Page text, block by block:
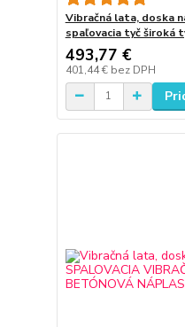
Vibračná lata, doska
spaľovacia tyč široká
493,77 €
401,44 € bez DPH